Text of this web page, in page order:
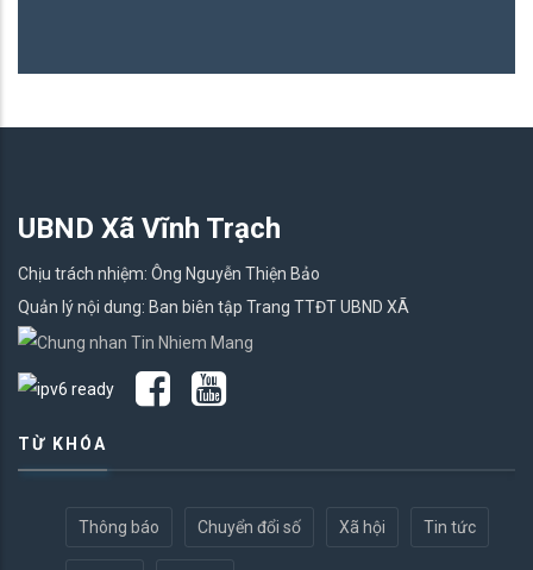
UBND Xã Vĩnh Trạch
Chịu trách nhiệm: Ông Nguyễn Thiện Bảo
Quản lý nội dung: Ban biên tập Trang TTĐT UBND XÃ
TỪ KHÓA
Thông báo Chuyển đổi số Xã hội Tin tức